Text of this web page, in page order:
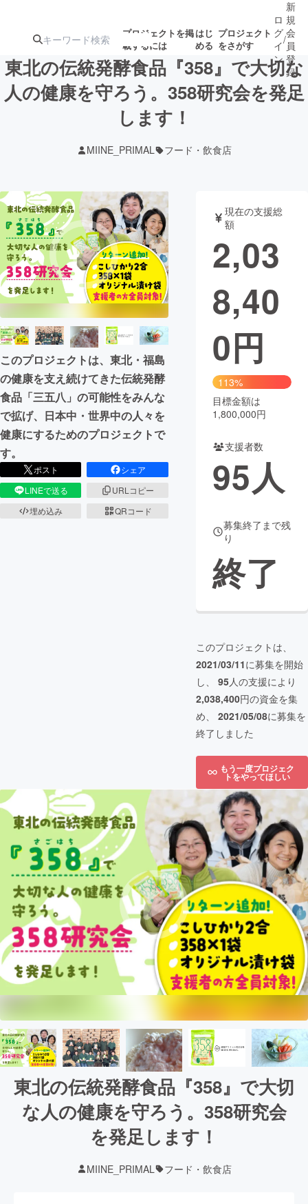
プロジェクトを掲
載するには
はじ
める
プロジェクト
をさがす
注目の新着プロ募集終了が近いプ
テクノロジー・ガジェット
映像・映画 書籍・雑誌
ビジネス・起業 チャレンジ
まちづくり・地域活性化
CAMPFIRE for Social Good
CAMPFIRE Creation
CAMPFIREふるさと納税machi-ya コミュニティ
ロ
グ
イ
ン
/
新
規
会
員
登
録
東北の伝統発酵食品『358』で大切な
人の健康を守ろう。358研究会を発足
します！
MIINE_PRIMAL フード・飲食店
このプロジェクトは、東北・福島
の健康を支え続けてきた伝統発酵
食品「三五八」の可能性をみんな
で拡げ、日本中・世界中の人々を
健康にするためのプロジェクトで
す。
ポスト
シェア
LINEで送る
URLコピー
埋め込み
QRコード
現在の支援総
額
2,03
8,40
0円
113%
目標金額は
1,800,000円
支援者数
95人
募集終了まで残
り
終了
このプロジェクトは、
2021/03/11に募集を開始
し、 95人の支援により
2,038,400円の資金を集
め、 2021/05/08に募集を
終了しました
もう一度プロジェク
トをやってほしい
東北の伝統発酵食品『358』で大切
な人の健康を守ろう。358研究会
を発足します！
MIINE_PRIMAL フード・飲食店